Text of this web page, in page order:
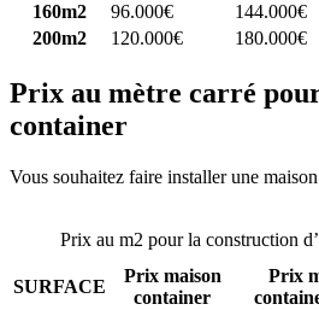
160m2
96.000€ 144.000€
200m2
120.000€ 180.000€
Prix au mètre carré
container
Vous souhaitez faire installer une
Prix au m2 pour la construction
SURFACE
Prix maison
container
Prix